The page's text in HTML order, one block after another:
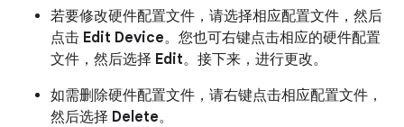
若要修改硬件配置文件，请选择相应配置文件，然后
点击 Edit Device。您也可右键点击相应的硬件配置
文件，然后选择 Edit。接下来，进行更改。
如需删除硬件配置文件，请右键点击相应配置文件，
然后选择 Delete。